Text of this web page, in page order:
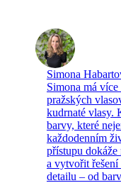
Simona
Simona má
pražských
kudrnaté vlasy.
barvy, které
každodenním
přístupu
a vytvořit
detailu – od